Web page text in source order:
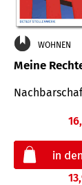
WOHNEN
Meine